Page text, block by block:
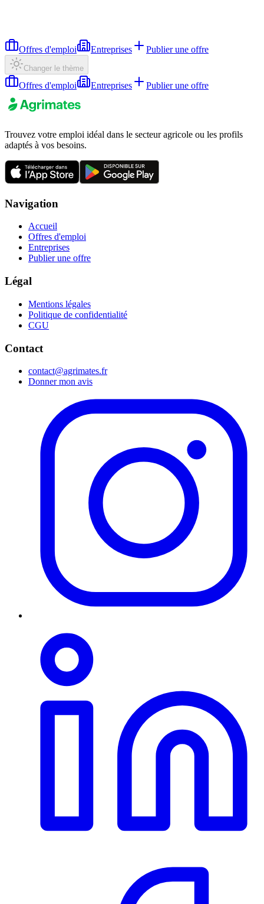
Offres d'emploi Entreprises Publier une offre
Changer le thème
Offres d'emploi Entreprises Publier une offre
Trouvez votre emploi idéal dans le secteur agricole ou les profils
adaptés à vos besoins.
Navigation
Accueil
Offres d'emploi
Entreprises
Publier une offre
Légal
Mentions légales
Politique de confidentialité
CGU
Contact
contact@agrimates.fr
Donner mon avis